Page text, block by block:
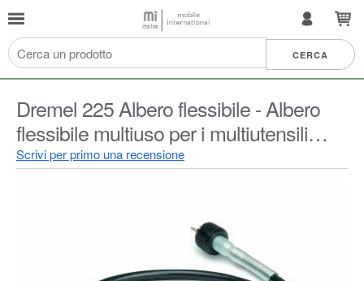
Dremel 225 Albero flessibile - Albero
flessibile multiuso per i multiutensili
rotativi Dremel
Scrivi per primo una recensione